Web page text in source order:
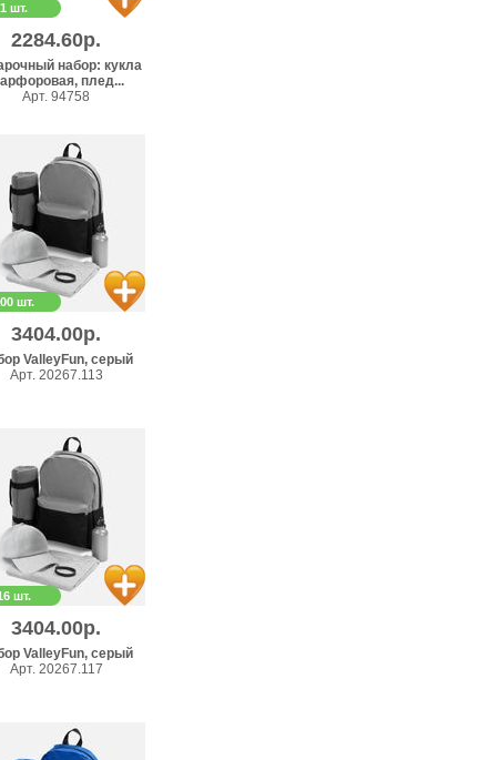
1 шт.
2284.60р.
набор: кукла
плед...
Арт. 94758
шт.
3404.00р.
ValleyFun, серый
Арт. 20267.113
шт.
3404.00р.
ValleyFun, серый
Арт. 20267.117